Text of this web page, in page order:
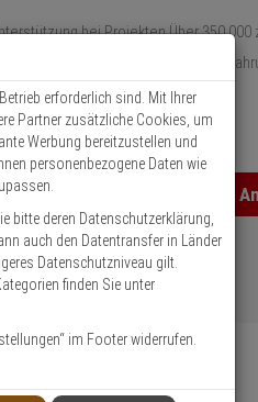
Über 350.000
Über 15 Jahre
Schneller Versand
erforderlich sind. Mit Ihrer
Partner zusätzliche Cookies, um
Werbung bereitzustellen und
personenbezogene Daten wie
bitte deren Datenschutzerklärung,
auch den Datentransfer in Länder
Datenschutzniveau gilt.
finden Sie unter
im Footer widerrufen.